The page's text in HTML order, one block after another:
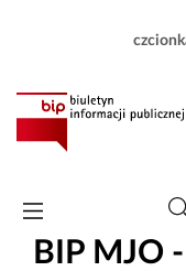
BIP MJO -